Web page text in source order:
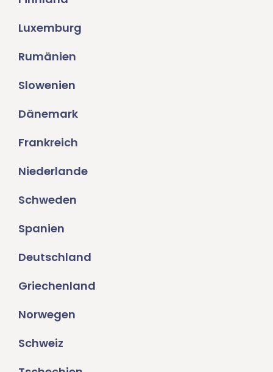
Luxemburg
Rumänien
Slowenien
Dänemark
Frankreich
Niederlande
Schweden
Spanien
Deutschland
Griechenland
Norwegen
Schweiz